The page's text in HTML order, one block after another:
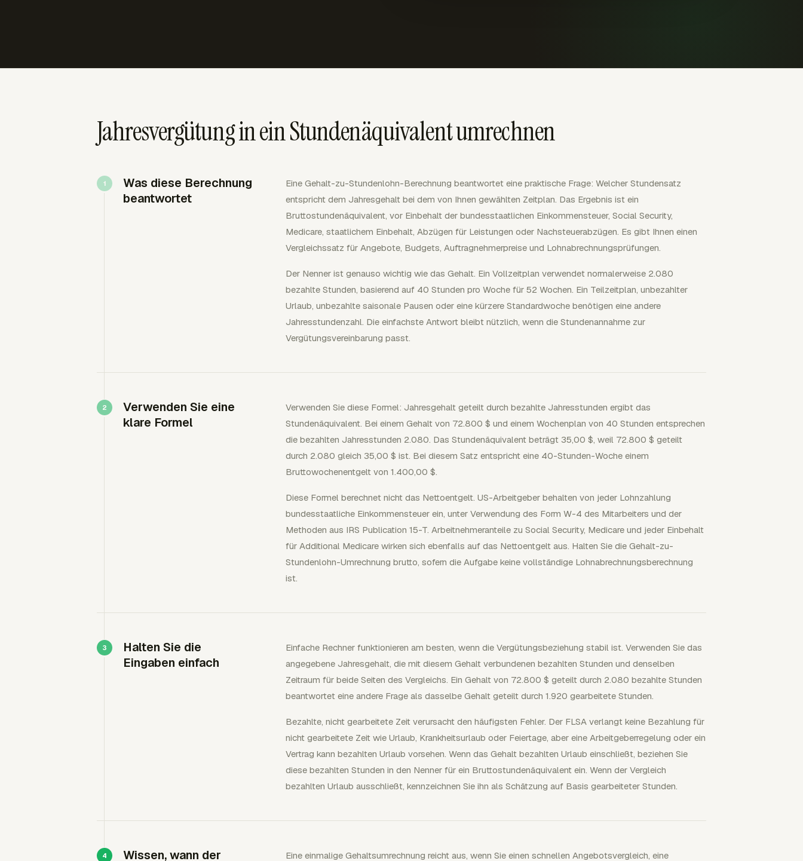
Jahresvergütung in ein Stundenäquivalent umrechnen
Was diese Berechnung
beantwortet
Eine Gehalt-zu-Stundenlohn-Berechnung beantwortet eine praktische Frage: Welcher Stundensatz
entspricht dem Jahresgehalt bei dem von Ihnen gewählten Zeitplan. Das Ergebnis ist ein
Bruttostundenäquivalent, vor Einbehalt der bundesstaatlichen Einkommensteuer, Social Security,
Medicare, staatlichem Einbehalt, Abzügen für Leistungen oder Nachsteuerabzügen. Es gibt Ihnen einen
Vergleichssatz für Angebote, Budgets, Auftragnehmerpreise und Lohnabrechnungsprüfungen.
Der Nenner ist genauso wichtig wie das Gehalt. Ein Vollzeitplan verwendet normalerweise 2.080
bezahlte Stunden, basierend auf 40 Stunden pro Woche für 52 Wochen. Ein Teilzeitplan, unbezahlter
Urlaub, unbezahlte saisonale Pausen oder eine kürzere Standardwoche benötigen eine andere
Jahresstundenzahl. Die einfachste Antwort bleibt nützlich, wenn die Stundenannahme zur
Vergütungsvereinbarung passt.
Verwenden Sie eine
klare Formel
Verwenden Sie diese Formel: Jahresgehalt geteilt durch bezahlte Jahresstunden ergibt das
Stundenäquivalent. Bei einem Gehalt von 72.800 $ und einem Wochenplan von 40 Stunden entsprechen
die bezahlten Jahresstunden 2.080. Das Stundenäquivalent beträgt 35,00 $, weil 72.800 $ geteilt
durch 2.080 gleich 35,00 $ ist. Bei diesem Satz entspricht eine 40-Stunden-Woche einem
Bruttowochenentgelt von 1.400,00 $.
Diese Formel berechnet nicht das Nettoentgelt. US-Arbeitgeber behalten von jeder Lohnzahlung
bundesstaatliche Einkommensteuer ein, unter Verwendung des Form W-4 des Mitarbeiters und der
Methoden aus IRS Publication 15-T. Arbeitnehmeranteile zu Social Security, Medicare und jeder Einbehalt
für Additional Medicare wirken sich ebenfalls auf das Nettoentgelt aus. Halten Sie die Gehalt-zu-
Stundenlohn-Umrechnung brutto, sofern die Aufgabe keine vollständige Lohnabrechnungsberechnung
ist.
Halten Sie die
Eingaben einfach
Einfache Rechner funktionieren am besten, wenn die Vergütungsbeziehung stabil ist. Verwenden Sie das
angegebene Jahresgehalt, die mit diesem Gehalt verbundenen bezahlten Stunden und denselben
Zeitraum für beide Seiten des Vergleichs. Ein Gehalt von 72.800 $ geteilt durch 2.080 bezahlte Stunden
beantwortet eine andere Frage als dasselbe Gehalt geteilt durch 1.920 gearbeitete Stunden.
Bezahlte, nicht gearbeitete Zeit verursacht den häufigsten Fehler. Der FLSA verlangt keine Bezahlung für
nicht gearbeitete Zeit wie Urlaub, Krankheitsurlaub oder Feiertage, aber eine Arbeitgeberregelung oder ein
Vertrag kann bezahlten Urlaub vorsehen. Wenn das Gehalt bezahlten Urlaub einschließt, beziehen Sie
diese bezahlten Stunden in den Nenner für ein Bruttostundenäquivalent ein. Wenn der Vergleich
bezahlten Urlaub ausschließt, kennzeichnen Sie ihn als Schätzung auf Basis gearbeiteter Stunden.
Wissen, wann der Eine einmalige Gehaltsumrechnung reicht aus, wenn Sie einen schnellen Angebotsvergleich, eine